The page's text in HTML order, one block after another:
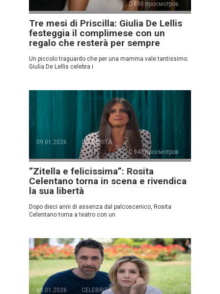
890 просмотров
Tre mesi di Priscilla: Giulia De Lellis
festeggia il complimese con un
regalo che resterà per sempre
Un piccolo traguardo che per una mamma vale tantissimo.
Giulia De Lellis celebra i
09.01.2026
CELEBRITÀ
945 просмотров
“Zitella e felicissima”: Rosita
Celentano torna in scena e rivendica
la sua libertà
Dopo dieci anni di assenza dal palcoscenico, Rosita
Celentano torna a teatro con un
09.01.2026
CELEBRITÀ